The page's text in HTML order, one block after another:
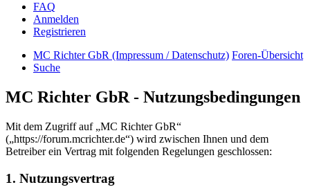
FAQ
Anmelden
Registrieren
MC Richter GbR (Impressum / Datenschutz) Foren-Übersicht
Suche
MC Richter GbR - Nutzungsbedingungen
Mit dem Zugriff auf „MC Richter GbR“
(„https://forum.mcrichter.de“) wird zwischen Ihnen und dem
Betreiber ein Vertrag mit folgenden Regelungen geschlossen:
1. Nutzungsvertrag